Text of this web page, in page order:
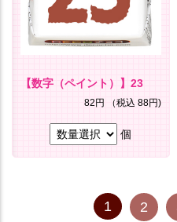
【数字（ペイント）】23
82円 （税込 88円)
個
1 2